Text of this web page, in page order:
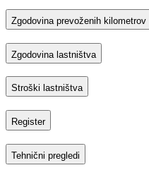
Zgodovina prevoženih kilometrov
Zgodovina lastništva
Stroški lastništva
Register
Tehnični pregledi